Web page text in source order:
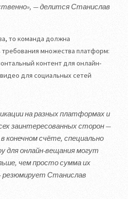
— делится Станислав
то команда должна
множества платформ:
контент для онлайн-
для социальных сетей
на разных платформах и
заинтересованных сторон —
конечном счёте, специально
для онлайн-вещания могут
чем просто сумма их
Станислав